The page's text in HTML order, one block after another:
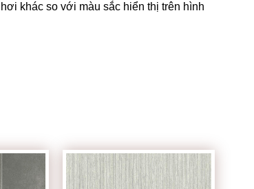
khác so với màu sắc hiển thị trên hình